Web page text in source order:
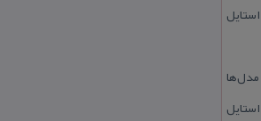
مدل‌ها